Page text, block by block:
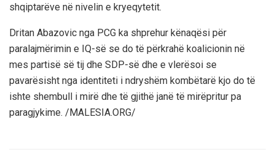
shqiptarëve në nivelin e kryeqytetit.
Dritan Abazovic nga PCG ka shprehur kënaqësi për
paralajmërimin e IQ-së se do të përkrahë koalicionin në
mes partisë së tij dhe SDP-së dhe e vlerësoi se
pavarësisht nga identiteti i ndryshëm kombëtarë kjo do të
ishte shembull i mirë dhe të gjithë janë të mirëpritur pa
paragjykime. /MALESIA.ORG/